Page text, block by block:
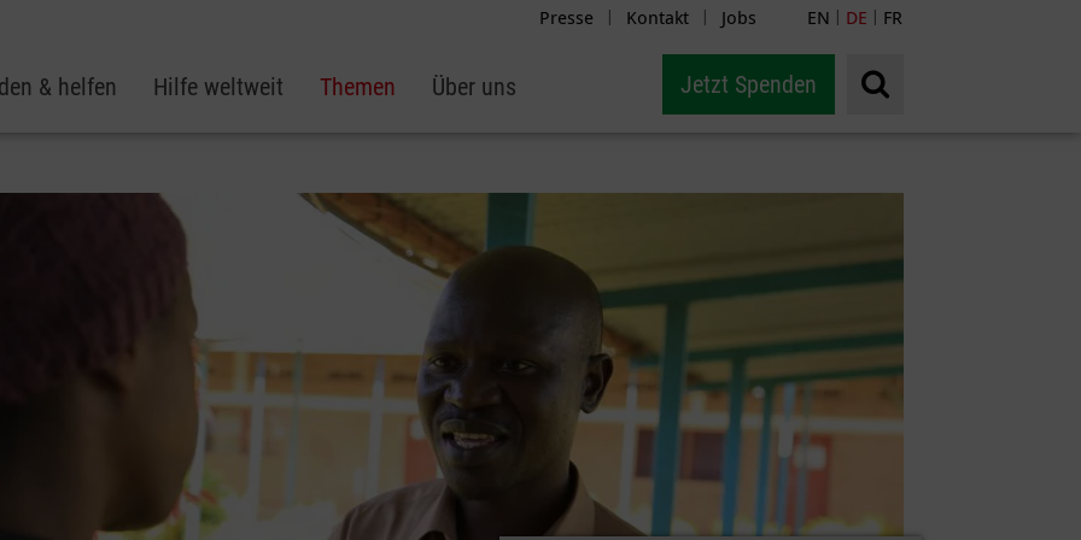
Presse | Kontakt | Jobs EN | DE | FR
& helfen Hilfe weltweit Themen Über uns Jetzt Spenden